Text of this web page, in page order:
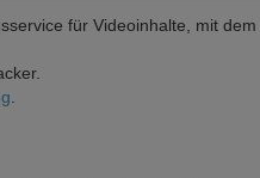
für Videoinhalte, mit